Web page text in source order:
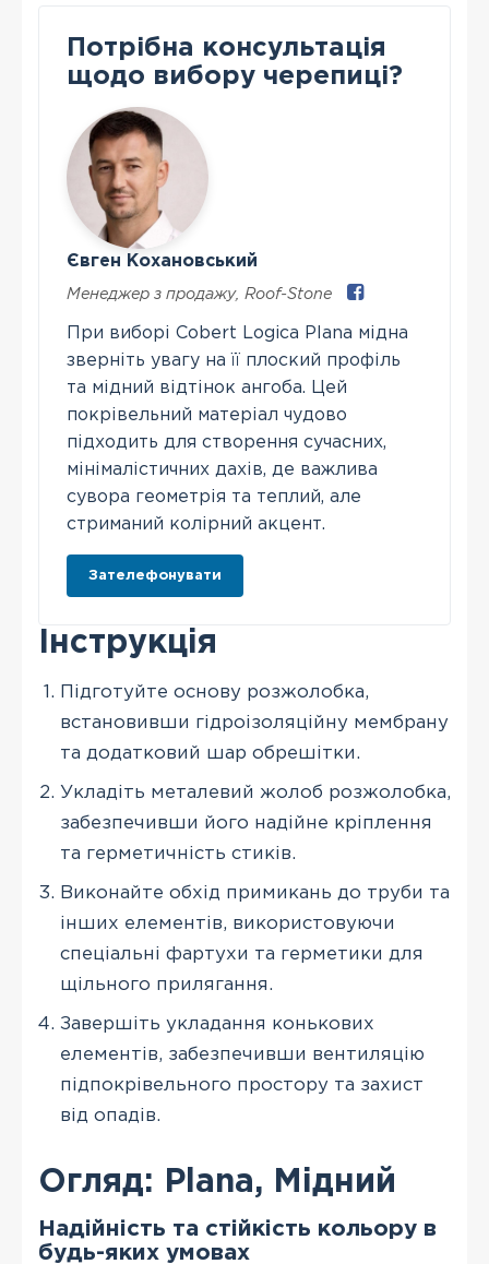
Потрібна консультація
щодо вибору черепиці?
Євген Кохановський
Менеджер з продажу, Roof-Stone
При виборі Cobert Logica Plana мідна
зверніть увагу на її плоский профіль
та мідний відтінок ангоба. Цей
покрівельний матеріал чудово
підходить для створення сучасних,
мінімалістичних дахів, де важлива
сувора геометрія та теплий, але
стриманий колірний акцент.
Зателефонувати
Інструкція
Підготуйте основу розжолобка,
встановивши гідроізоляційну мембрану
та додатковий шар обрешітки.
Укладіть металевий жолоб розжолобка,
забезпечивши його надійне кріплення
та герметичність стиків.
Виконайте обхід примикань до труби та
інших елементів, використовуючи
спеціальні фартухи та герметики для
щільного прилягання.
Завершіть укладання конькових
елементів, забезпечивши вентиляцію
підпокрівельного простору та захист
від опадів.
Огляд: Plana, Мідний
Надійність та стійкість кольору в
будь-яких умовах